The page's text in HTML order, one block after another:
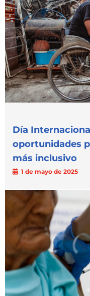
Día
oportunidades
más inclusivo
1 de mayo de 2025